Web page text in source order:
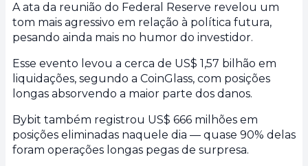
A ata da reunião do Federal Reserve revelou um
tom mais agressivo em relação à política futura,
pesando ainda mais no humor do investidor.
Esse evento levou a cerca de US$ 1,57 bilhão em
liquidações, segundo a CoinGlass, com posições
longas absorvendo a maior parte dos danos.
Bybit também registrou US$ 666 milhões em
posições eliminadas naquele dia — quase 90% delas
foram operações longas pegas de surpresa.